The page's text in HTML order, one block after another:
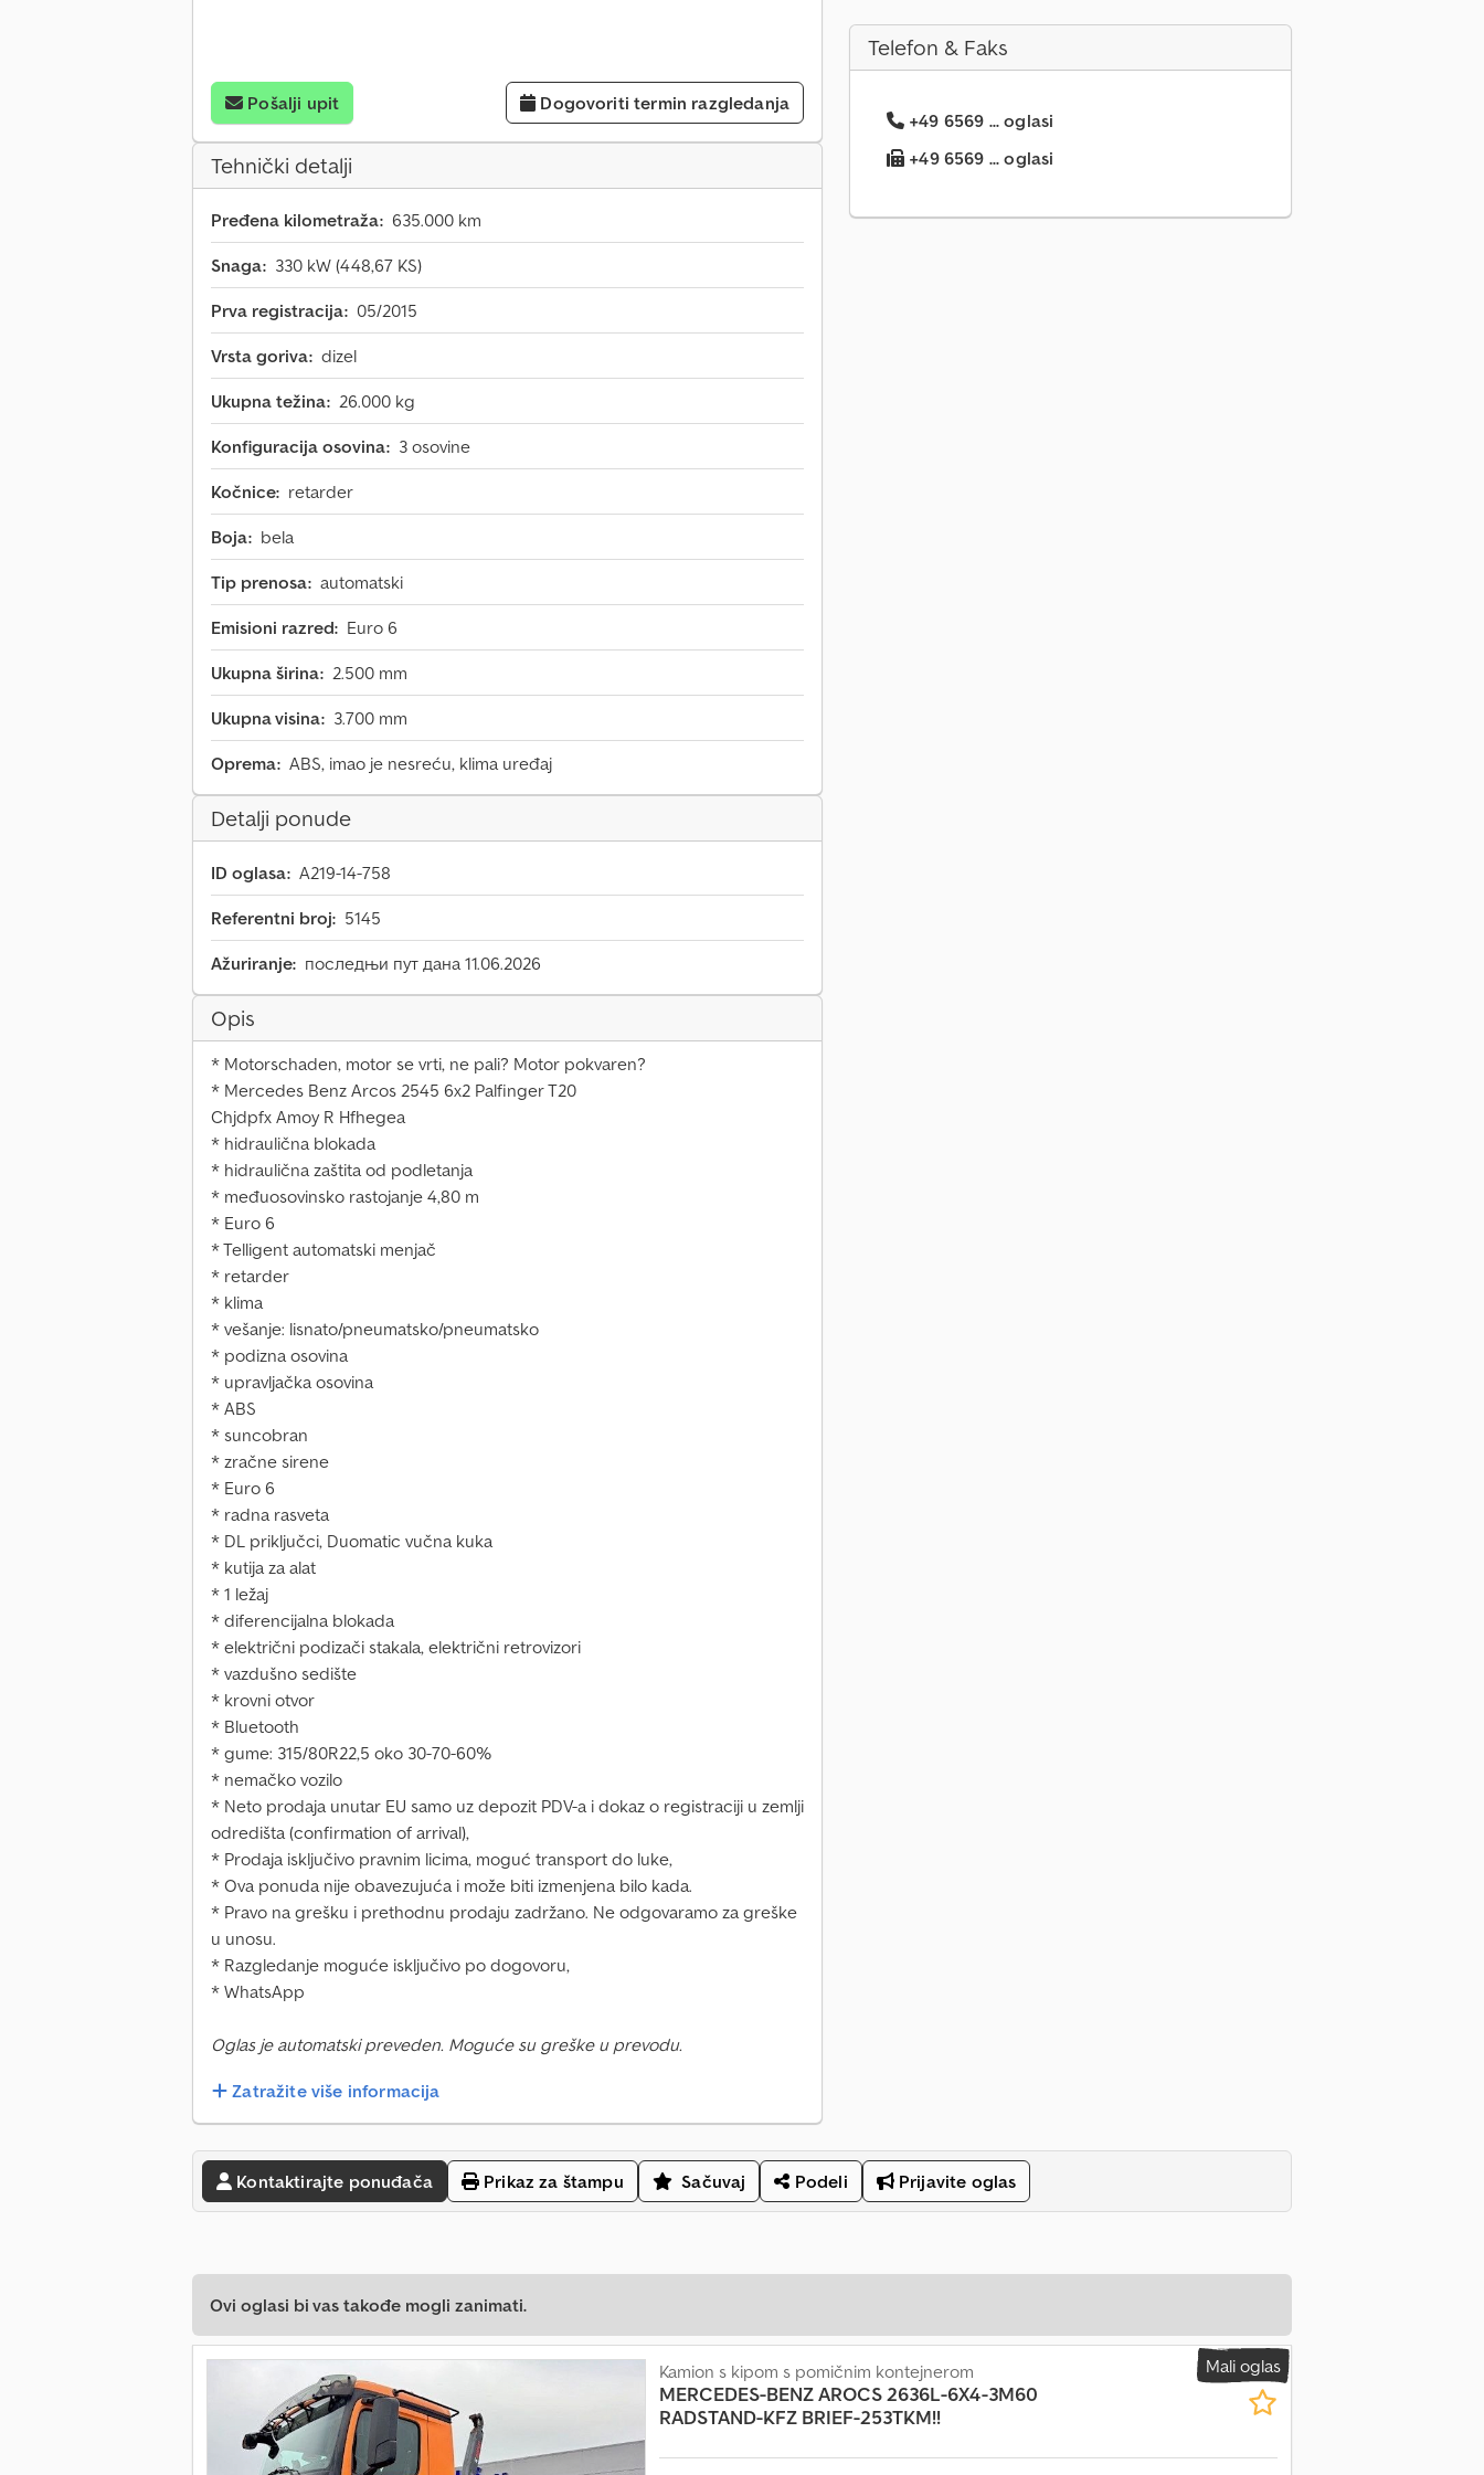
Pošalji upit Dogovoriti termin razgledanja
Tehnički detalji
Pređena kilometraža: 635.000 km
Snaga: 330 kW (448,67 KS)
Prva registracija: 05/2015
Vrsta goriva: dizel
Ukupna težina: 26.000 kg
Konfiguracija osovina: 3 osovine
Kočnice: retarder
Boja: bela
Tip prenosa: automatski
Emisioni razred: Euro 6
Ukupna širina: 2.500 mm
Ukupna visina: 3.700 mm
Oprema: ABS, imao je nesreću, klima uređaj
Detalji ponude
ID oglasa: A219-14-758
Referentni broj: 5145
Ažuriranje: последњи пут дана 11.06.2026
Opis
* Motorschaden, motor se vrti, ne pali? Motor pokvaren?
* Mercedes Benz Arcos 2545 6x2 Palfinger T20
Chjdpfx Amoy R Hfhegea
* hidraulična blokada
* hidraulična zaštita od podletanja
* međuosovinsko rastojanje 4,80 m
* Euro 6
* Telligent automatski menjač
* retarder
* klima
* vešanje: lisnato/pneumatsko/pneumatsko
* podizna osovina
* upravljačka osovina
* ABS
* suncobran
* zračne sirene
* Euro 6
* radna rasveta
* DL priključci, Duomatic vučna kuka
* kutija za alat
* 1 ležaj
* diferencijalna blokada
* električni podizači stakala, električni retrovizori
* vazdušno sedište
* krovni otvor
* Bluetooth
* gume: 315/80R22,5 oko 30-70-60%
* nemačko vozilo
* Neto prodaja unutar EU samo uz depozit PDV-a i dokaz o registraciji u zemlji
odredišta (confirmation of arrival),
* Prodaja isključivo pravnim licima, moguć transport do luke,
* Ova ponuda nije obavezujuća i može biti izmenjena bilo kada.
* Pravo na grešku i prethodnu prodaju zadržano. Ne odgovaramo za greške
u unosu.
* Razgledanje moguće isključivo po dogovoru,
* WhatsApp
Oglas je automatski preveden. Moguće su greške u prevodu.
Zatražite više informacija
Telefon & Faks
+49 6569 ... oglasi
+49 6569 ... oglasi
Kontaktirajte ponuđača Prikaz za štampu Sačuvaj Podeli Prijavite oglas
Ovi oglasi bi vas takođe mogli zanimati.
Mali oglas
Kamion s kipom s pomičnim kontejnerom
MERCEDES-BENZAROCS 2636L-6X4-3M60
RADSTAND-KFZ BRIEF-253TKM!!